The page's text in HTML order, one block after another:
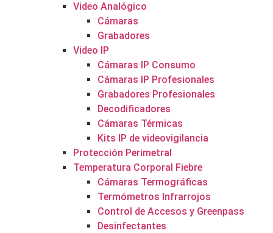
Video Analógico
Cámaras
Grabadores
Video IP
Cámaras IP Consumo
Cámaras IP Profesionales
Grabadores Profesionales
Decodificadores
Cámaras Térmicas
Kits IP de videovigilancia
Protección Perimetral
Temperatura Corporal Fiebre
Cámaras Termográficas
Termómetros Infrarrojos
Control de Accesos y Greenpass
Desinfectantes